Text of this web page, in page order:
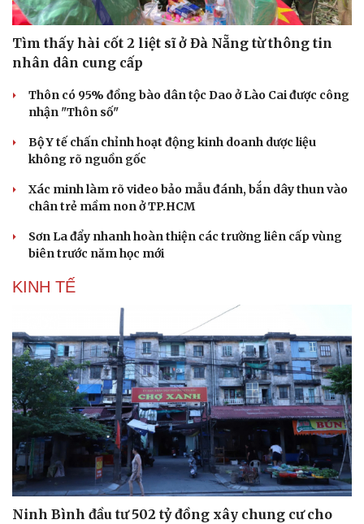
Tìm thấy hài cốt 2 liệt sĩ ở Đà Nẵng từ thông tin
nhân dân cung cấp
Thôn có 95% đồng bào dân tộc Dao ở Lào Cai được công
nhận "Thôn số"
Bộ Y tế chấn chỉnh hoạt động kinh doanh dược liệu
không rõ nguồn gốc
Xác minh làm rõ video bảo mẫu đánh, bắn dây thun vào
chân trẻ mầm non ở TP.HCM
Sơn La đẩy nhanh hoàn thiện các trường liên cấp vùng
biên trước năm học mới
KINH TẾ
Ninh Bình đầu tư 502 tỷ đồng xây chung cư cho